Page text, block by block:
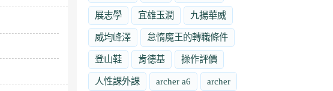
展志學 宜雄玉潤 九揚華威
威均峰澤 怠惰魔王的轉職條件
登山鞋 肯德基 操作評價
人性課外課 archer a6 archer